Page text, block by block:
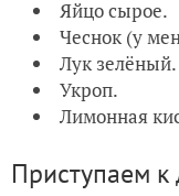
Яйцо сырое.
Чеснок (у
Лук зелёный.
Укроп.
Лимонная
Приступаем к